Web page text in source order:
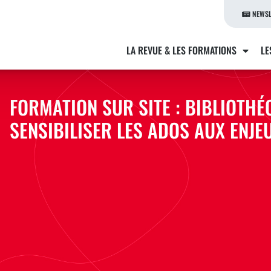
LA REVUE & LES FORMATIONS
FORMATION SUR SITE :
SENSIBILISER LES ADOS AUX